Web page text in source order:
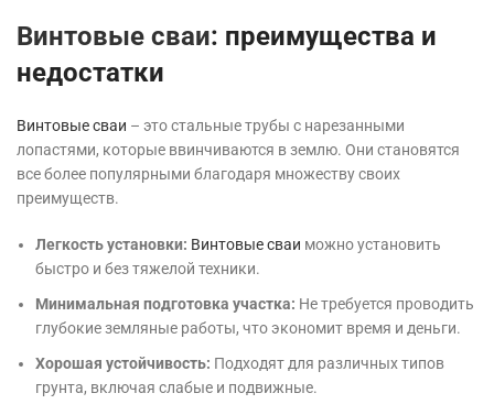
Винтовые сваи: преимущества и
недостатки
Винтовые сваи – это стальные трубы с нарезанными
лопастями, которые ввинчиваются в землю. Они становятся
все более популярными благодаря множеству своих
преимуществ.
Легкость установки: Винтовые сваи можно установить
быстро и без тяжелой техники.
Минимальная подготовка участка: Не требуется проводить
глубокие земляные работы, что экономит время и деньги.
Хорошая устойчивость: Подходят для различных типов
грунта, включая слабые и подвижные.